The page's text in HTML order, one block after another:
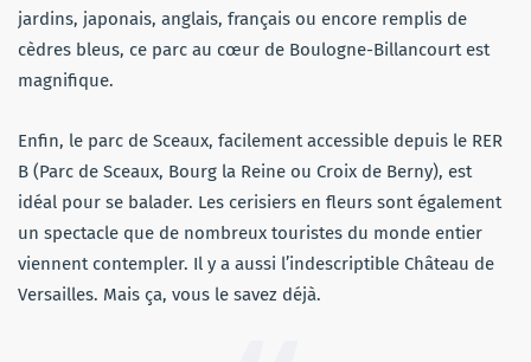
jardins, japonais, anglais, français ou encore remplis de
cèdres bleus, ce parc au cœur de Boulogne-Billancourt est
magnifique.
Enfin, le parc de Sceaux, facilement accessible depuis le RER
B (Parc de Sceaux, Bourg la Reine ou Croix de Berny), est
idéal pour se balader. Les cerisiers en fleurs sont également
un spectacle que de nombreux touristes du monde entier
viennent contempler. Il y a aussi l’indescriptible Château de
Versailles. Mais ça, vous le savez déjà.